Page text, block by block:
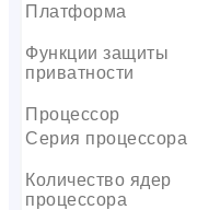
Платформа
Функции защиты
приватности
Процессор
Серия процессора
Количество ядер
процессора